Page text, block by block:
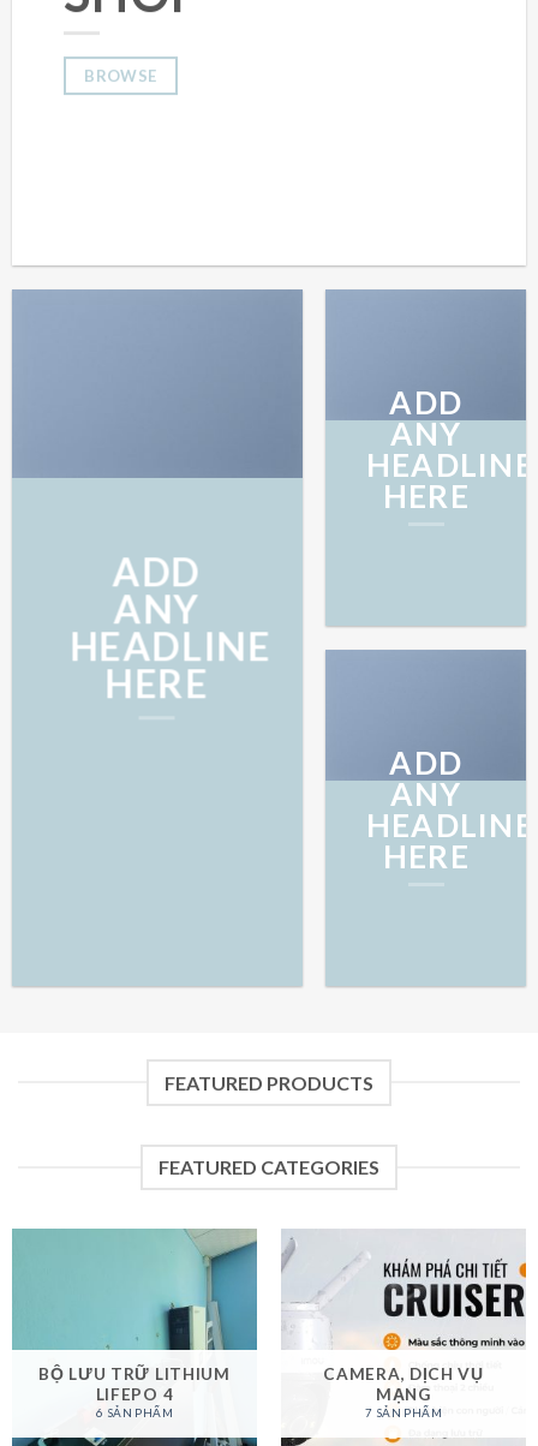
BROWSE
ADD
ANY
HEADLINE
HERE
ADD
ANY
HEADLINE
HERE
ADD
ANY
HEADLINE
HERE
FEATURED PRODUCTS
FEATURED CATEGORIES
BỘ LƯU TRỮ LITHIUM
LIFEPO 4
6 SẢN PHẨM
CAMERA, DỊCH VỤ
MẠNG
7 SẢN PHẨM